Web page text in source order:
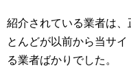
紹介されている業者は
とんどが以前から当サ
る業者ばかりでした。